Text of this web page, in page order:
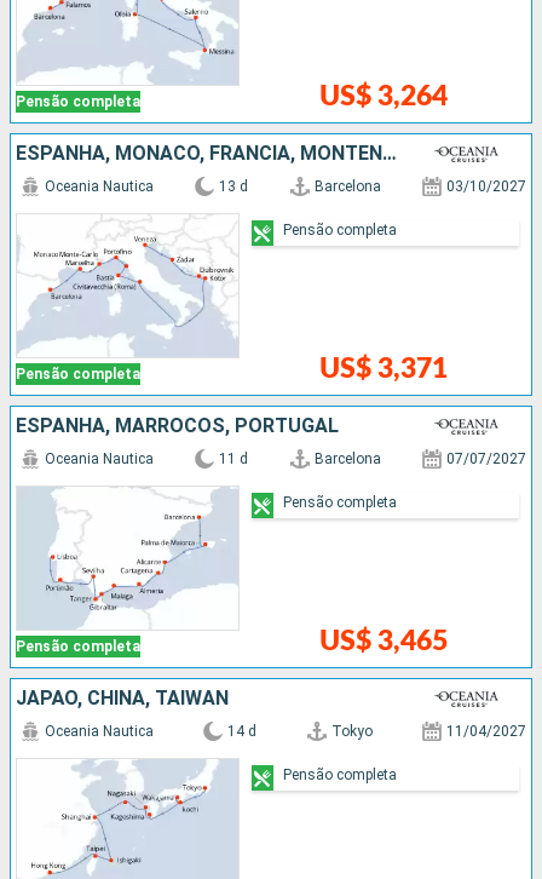
Pensão completa US$ 3,264
ESPANHA, MÔNACO, FRANCIA, MONTENEGRO, CROÁCIA, ITÁLIA
Pensão completa
Oceania Nautica 13 d Barcelona 03/10/2027
US$ 3,371
Pensão completa
ESPANHA, MARROCOS, PORTUGAL
Pensão completa
Oceania Nautica 11 d Barcelona 07/07/2027
US$ 3,465
Pensão completa
JAPÃO, CHINA, TAIWAN
Oceania Nautica 14 d Tokyo 11/04/2027
Pensão completa